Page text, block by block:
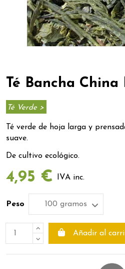
Té Bancha China
Té Verde >
Té verde de hoja larga y
suave.
De cultivo ecológico.
4,95 € IVA inc.
Peso
Añadir al